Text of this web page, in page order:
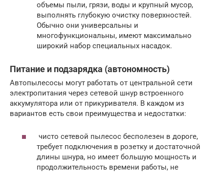
объемы пыли, грязи, воды и крупный мусор,
выполнять глубокую очистку поверхностей.
Обычно они универсальны и
многофункциональны, имеют максимально
широкий набор специальных насадок.
Питание и подзарядка (автономность)
Автопылесосы могут работать от центральной сети
электропитания через сетевой шнур встроенного
аккумулятора или от прикуривателя. В каждом из
вариантов есть свои преимущества и недостатки:
чисто сетевой пылесос бесполезен в дороге,
требует подключения в розетку и достаточной
длины шнура, но имеет большую мощность и
продолжительность времени работы, не